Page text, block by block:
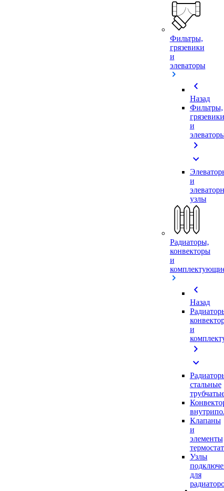
Фильтры,
грязевики
и
элеваторы
chevron_left
Назад
Фильтры,
грязевики
и
chevron_right
expand_more
и
узлы
Радиаторы,
конвекторы
и
chevron_left
Назад
и
chevron_right
expand_more
стальные
Клапаны
и
элементы
Узлы
для